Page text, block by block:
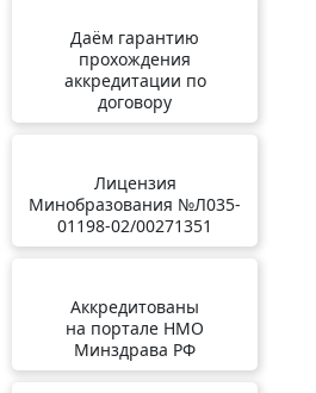
Даём гарантию
прохождения
аккредитации по
договору
Лицензия
Минобразования №Л035-
01198-02/00271351
Аккредитованы
на портале НМО
Минздрава РФ